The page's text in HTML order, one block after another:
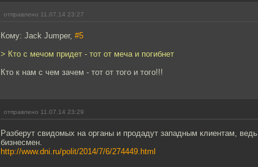
отправлено 11.07.14 23:27
Кому: Jack Jumper, #5
> Кто с мечом придет - тот от меча и погибнет
Кто к нам с чем зачем - тот от того и того!!!
отправлено 11.07.14 23:29
Разберут свидомых на органы и продадут западным клиентам,
бизнесмен.
http://www.dni.ru/polit/2014/7/6/274449.html